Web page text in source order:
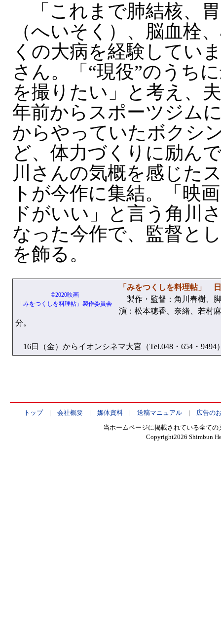
「これまで肺結核、
（へいそく）、脳血栓
くの大病を経験してい
さん。「“現役”のうち
を撮りたい」と考え、
年前からスポーツジム
からやっていたボクシ
ど、体力づくりに励ん
川さんの気概を感じた
トが今作に集結。「映
ドがいい」と言う角川
なった今作で、監督と
を飾る。
©2020映画
「みをつくしを料理帖」製作委員会
「みをつくしを料理帖」
製作・監督：角川春樹、
演：松本穂香、奈緒、若村
分。
16日（金）からイオンシネマ大宮（Tel.048・654・9494
トップ| 会社概要| 媒体資料| 送稿マニュアル| 広告の
当ホームページに掲載されている全て
Copyright2026 Shimbun